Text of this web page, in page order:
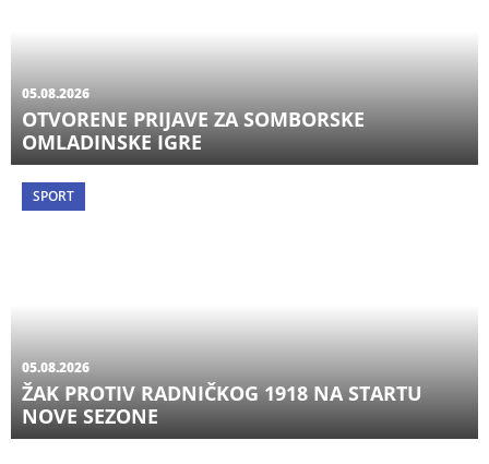
05.08.2026
OTVORENE PRIJAVE ZA SOMBORSKE
OMLADINSKE IGRE
SPORT
05.08.2026
ŽAK PROTIV RADNIČKOG 1918 NA STARTU
NOVE SEZONE